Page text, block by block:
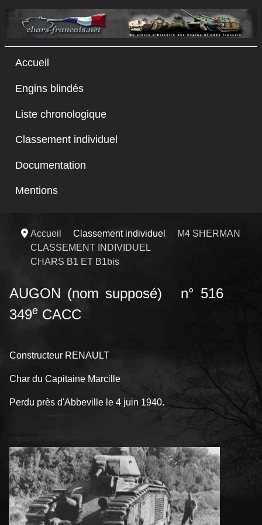
Accueil
Engins blindés
Liste chronologique
Classement individuel
Documentation
Mentions
Accueil Classement individuel
M4 SHERMAN
CLASSEMENT INDIVIDUEL
CHARS B1 ET B1bis
AUGON (nom supposé) n° 516
349e CACC
Constructeur RENAULT
Char du Capitaine Marcille
Perdu près d'Abbeville le 4 juin 1940.